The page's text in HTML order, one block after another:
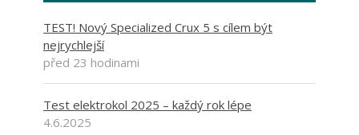
TEST! Nový Specialized Crux 5 s cílem být
nejrychlejší
před 23 hodinami
Test elektrokol 2025 – každý rok lépe
4.6.2025